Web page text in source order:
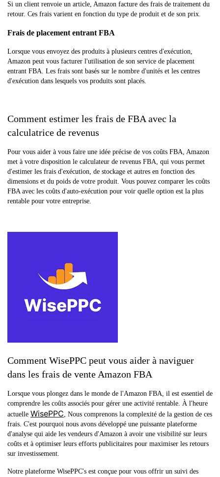
Si un client renvoie un article, Amazon facture des frais de traitement du
retour. Ces frais varient en fonction du type de produit et de son prix.
Frais de placement entrant FBA
Lorsque vous envoyez des produits à plusieurs centres d'exécution,
Amazon peut vous facturer l'utilisation de son service de placement
entrant FBA. Les frais sont basés sur le nombre d'unités et les centres
d'exécution dans lesquels vos produits sont placés.
Comment estimer les frais de FBA avec la
calculatrice de revenus
Pour vous aider à vous faire une idée précise de vos coûts FBA, Amazon
met à votre disposition le calculateur de revenus FBA, qui vous permet
d'estimer les frais d'exécution, de stockage et autres en fonction des
dimensions et du poids de votre produit. Vous pouvez comparer les coûts
FBA avec les coûts d'auto-exécution pour voir quelle option est la plus
rentable pour votre entreprise.
Comment WisePPC peut vous aider à naviguer
dans les frais de vente Amazon FBA
Lorsque vous plongez dans le monde de l'Amazon FBA, il est essentiel de
comprendre les coûts associés pour gérer une activité rentable. À l'heure
actuelle WisePPC, Nous comprenons la complexité de la gestion de ces
frais. C'est pourquoi nous avons développé une puissante plateforme
d'analyse qui aide les vendeurs d'Amazon à avoir une visibilité sur leurs
coûts et à optimiser leurs efforts publicitaires pour maximiser les retours
sur investissement.
Notre plateforme WisePPC's est conçue pour vous offrir un suivi des